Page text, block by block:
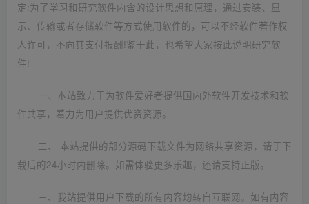
定:为了学习和研究软件内含的设计思想和原理，通过安装、显
示、传输或者存储软件等方式使用软件的，可以不经软件著作权
人许可，不向其支付报酬!鉴于此，也希望大家按此说明研究软
件!
一、本站致力于为软件爱好者提供国内外软件开发技术和软
件共享，着力为用户提供优资资源。
二、 本站提供的部分源码下载文件为网络共享资源，请于下
载后的24小时内删除。如需体验更多乐趣，还请支持正版。
三、我站提供用户下载的所有内容均转自互联网。如有内容